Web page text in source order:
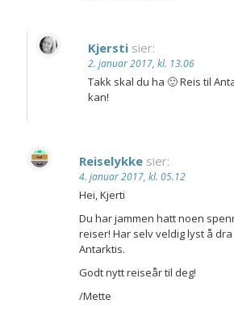
Kjersti sier:
2. januar 2017, kl. 13.06
Takk skal du ha 🙂 Reis til
kan!
Reiselykke sier:
4. januar 2017, kl. 05.12
Hei, Kjerti
Du har jammen hatt noen
reiser! Har selv veldig lyst å
Antarktis.
Godt nytt reiseår til deg!
/Mette